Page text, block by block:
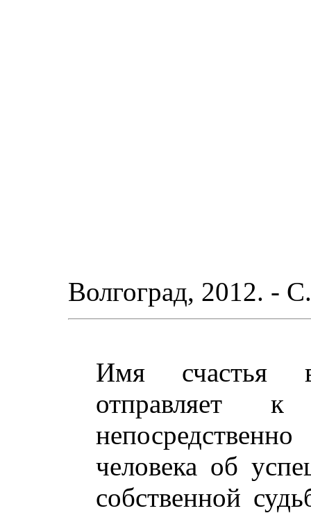
Волгоград, 2012. -
Имя счастья
отправляет
человека об
собственной